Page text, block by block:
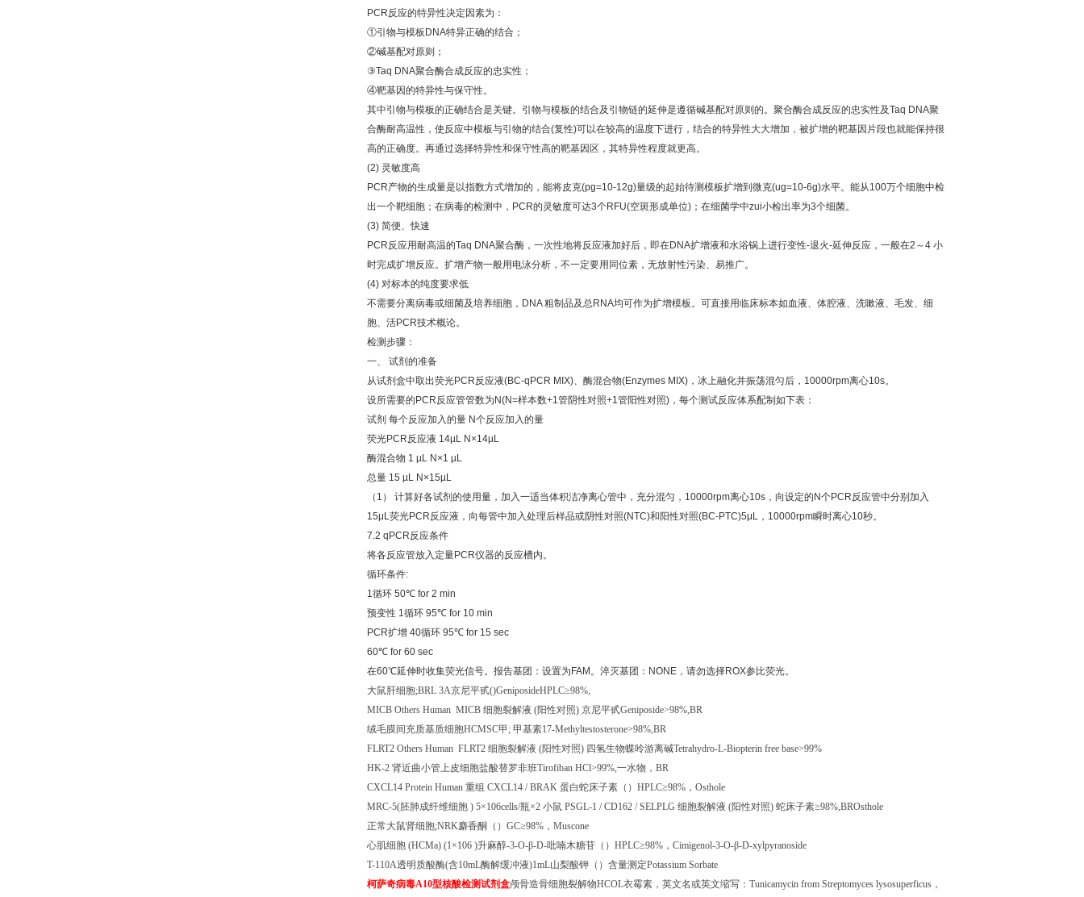
PCR反应的特异性决定因素为：
①引物与模板 DNA特异正确的结合；
②碱基配对原则；
③Taq DNA聚合酶合成反应的忠实性；
④靶基因的特异性与保守性。
其中引物与模板的正确结合是关键。引物与模板的结合及引物链的延伸是遵循碱基配对原则的。聚合酶合成反应的忠实性及Taq DNA聚
合酶耐高温性，使反应中模板与引物的结合(复性)可以在较高的温度下进行，结合的特异性大大增加，被扩增的靶基因片段也就能保持很
高的正确度。再通过选择特异性和保守性高的靶基因区，其特异性程度就更高。
(2) 灵敏度高
PCR产物的生成量是以指数方式增加的，能将皮克(pg=10-12g)量级的起始待测模板扩增到微克(ug=10-6g)水平。能从100万个细胞中检
出一个靶细胞；在病毒的检测中， PCR的灵敏度可达3个RFU(空斑形成单位) ；在细菌学中zui小检出率为3个细菌。
(3) 简便、快速
PCR反应用耐高温的Taq DNA聚合酶，一次性地将反应液加好后，即在DNA扩增液和水浴锅上进行变性-退火-延伸反应，一般在2 ～4 小
时完成扩增反应。扩增产物一般用电泳分析，不一定要用同位素，无放射性污染、易推广。
(4) 对标本的纯度要求低
不需要分离病毒或细菌及培养细胞， DNA粗制品及总 RNA均可作为扩增模板。可直接用临床标本如血液、体腔液、洗嗽液、毛发、细
胞、活PCR技术概论。
检测步骤：
一、
试剂的准备
从试剂盒中取出荧光PCR反应液(BC-qPCR MIX)、酶混合物(Enzymes MIX) ，冰上融化并振荡混匀后， 10000rpm离心10s。
设所需要的 PCR反应管管数为 N(N=样本数+1管阴性对照+1管阳性对照) ，每个测试反应体系配制如下表：
试剂 每个反应加入的量 N个反应加入的量
荧光PCR反应液 14µL N×14µL
酶混合物 1 µL N×1 µL
总量 15 µL N×15µL
（ 1 ） 计算好各试剂的使用量，加入一适当体积洁净离心管中，充分混匀， 10000rpm离心10s ，向设定的 N个PCR反应管中分别加入
15μL荧光PCR反应液，向每管中加入处理后样品或阴性对照(NTC)和阳性对照(BC-PTC)5μL ， 10000rpm瞬时离心10秒。
7.2 qPCR反应条件
将各反应管放入定量PCR仪器的反应槽内。
循环条件:
1循环 50℃ for 2 min
预变性 1循环 95℃ for 10 min
PCR扩增 40循环 95℃ for 15 sec
60℃ for 60 sec
在60℃延伸时收集荧光信号。报告基团：设置为 FAM 。淬灭基团： NONE ，请勿选择ROX参比荧光。
大鼠肝细胞;BRL 3A京尼平甙()GeniposideHPLC≥98%,
MICB Others Human MICB 细胞裂解液 (阳性对照) 京尼平甙Geniposide>98%,BR
绒毛膜间充质基质细胞HCMSC甲 ; 甲基素17-Methyltestosterone>98%,BR
FLRT2 Others Human FLRT2 细胞裂解液 (阳性对照) 四氢生物蝶呤游离碱Tetrahydro-L-Biopterin free base>99%
HK-2 肾近曲小管上皮细胞盐酸替罗非班Tirofiban HCl>99%,一水物， BR
CXCL14 Protein Human 重组 CXCL14 / BRAK 蛋白蛇床子素（） HPLC≥98% ， Osthole
MRC-5(胚肺成纤维细胞 ) 5×106cells/瓶×2 小鼠 PSGL-1 / CD162 / SELPLG 细胞裂解液 (阳性对照) 蛇床子素≥98%,BROsthole
正常大鼠肾细胞;NRK麝香酮（） GC≥98% ， Muscone
心肌细胞 (HCMa) (1×106 )升麻醇-3-O-β-D-吡喃木糖苷（） HPLC≥98% ， Cimigenol-3-O-β-D-xylpyranoside
T-110A透明质酸酶(含10mL酶解缓冲液)1mL山梨酸钾（）含量测定Potassium Sorbate
柯萨奇病毒A10型核酸检测试剂盒颅骨造骨细胞裂解物HCOL衣霉素，英文名或英文缩写： Tunicamycin from Streptomyces lysosuperficus ，